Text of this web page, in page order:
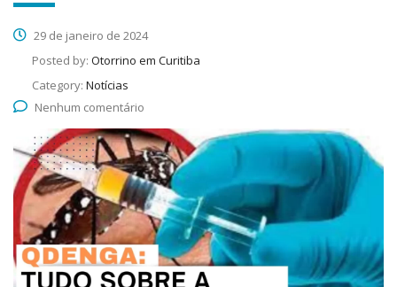
29 de janeiro de 2024
Posted by: Otorrino em Curitiba
Category: Notícias
Nenhum comentário